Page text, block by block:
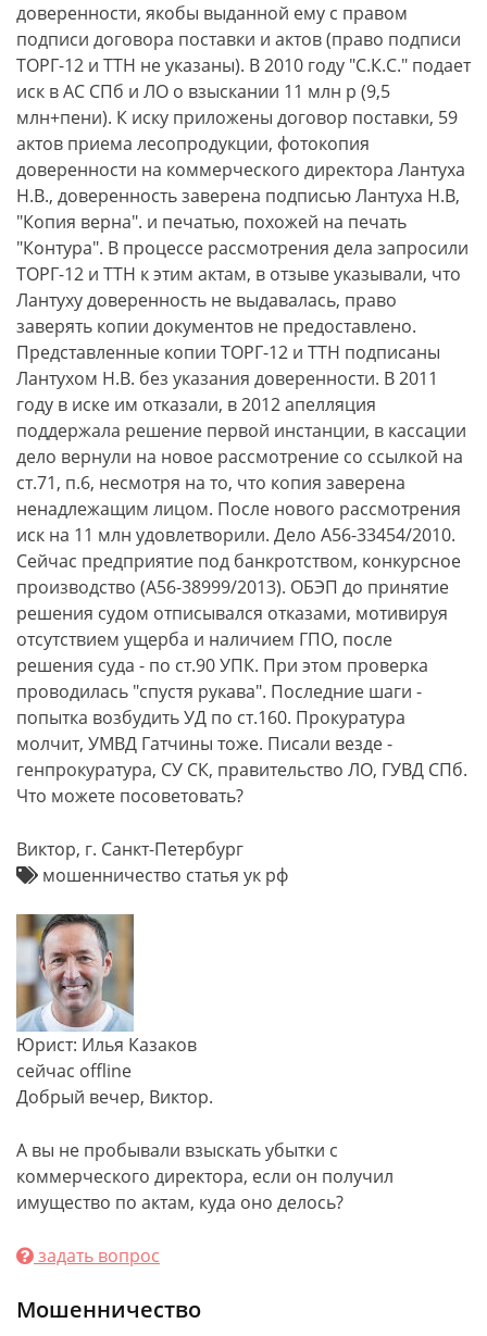
доверенности, якобы выданной ему с правом
подписи договора поставки и актов (право подписи
ТОРГ-12 и ТТН не указаны). В 2010 году "С.К.С." подает
иск в АС СПб и ЛО о взыскании 11 млн р (9,5
млн+пени). К иску приложены договор поставки, 59
актов приема лесопродукции, фотокопия
доверенности на коммерческого директора Лантуха
Н.В., доверенность заверена подписью Лантуха Н.В,
"Копия верна". и печатью, похожей на печать
"Контура". В процессе рассмотрения дела запросили
ТОРГ-12 и ТТН к этим актам, в отзыве указывали, что
Лантуху доверенность не выдавалась, право
заверять копии документов не предоставлено.
Представленные копии ТОРГ-12 и ТТН подписаны
Лантухом Н.В. без указания доверенности. В 2011
году в иске им отказали, в 2012 апелляция
поддержала решение первой инстанции, в кассации
дело вернули на новое рассмотрение со ссылкой на
ст.71, п.6, несмотря на то, что копия заверена
ненадлежащим лицом. После нового рассмотрения
иск на 11 млн удовлетворили. Дело А56-33454/2010.
Сейчас предприятие под банкротством, конкурсное
производство (А56-38999/2013). ОБЭП до принятие
решения судом отписывался отказами, мотивируя
отсутствием ущерба и наличием ГПО, после
решения суда - по ст.90 УПК. При этом проверка
проводилась "спустя рукава". Последние шаги -
попытка возбудить УД по ст.160. Прокуратура
молчит, УМВД Гатчины тоже. Писали везде -
генпрокуратура, СУ СК, правительство ЛО, ГУВД СПб.
Что можете посоветовать?
Виктор, г. Санкт-Петербург
мошенничество статья ук рф
Юрист: Илья Казаков
сейчас offline
Добрый вечер, Виктор.
А вы не пробывали взыскать убытки с
коммерческого директора, если он получил
имущество по актам, куда оно делось?
задать вопрос
Мошенничество